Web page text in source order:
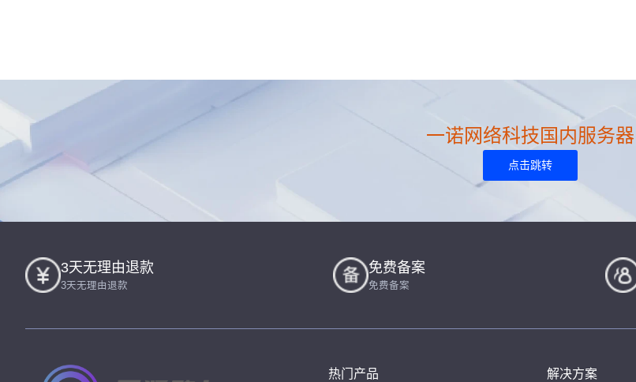
一诺网络科技国内服务器
点击跳转
3天无理由退款
3天无理由退款
免费备案
免费备案
热门产品 解决方案